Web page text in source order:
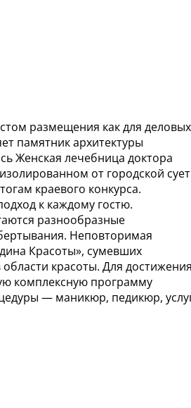
размещения как для деловых
памятник архитектуры
Женская лечебница доктора
от городской
краевого конкурса.
к каждому гостю.
разнообразные
Неповторимая
Красоты», сумевших
красоты. Для
комплексную программу
— маникюр, педикюр,